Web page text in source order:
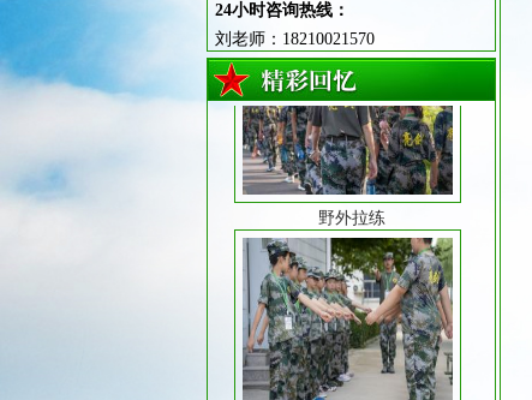
24小时咨询热线：
刘老师：18210021570
野外拉练
队列训练